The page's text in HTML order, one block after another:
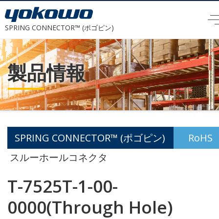
SPRING CONNECTOR™ (ポゴピン)
製品情報
T-7525T-1-00-
0000(Through Hole)
SPRING CONNECTOR™ (ポゴピン)
スルーホールコネクタ
RoHS